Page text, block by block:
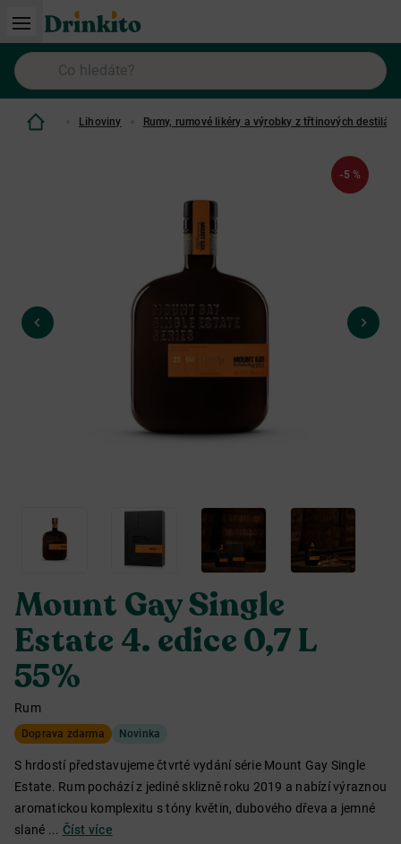
Lihoviny Rumy, rumové likéry a výrobky z třtinových destilátů
-5 %
Mount Gay Single
Estate 4. edice 0,7 L
55%
Rum
Doprava zdarma Novinka
S hrdostí představujeme čtvrté vydání série Mount Gay Single
Estate. Rum pochází z jediné sklizně roku 2019 a nabízí výraznou
aromatickou komplexitu s tóny květin, dubového dřeva a jemné
slané ... Číst více